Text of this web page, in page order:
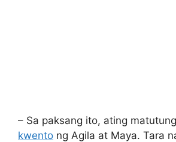
– Sa paksang ito, ating
kwento ng Agila at Maya. Tara